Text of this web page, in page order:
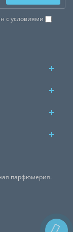
с условиями
парфюмерия.